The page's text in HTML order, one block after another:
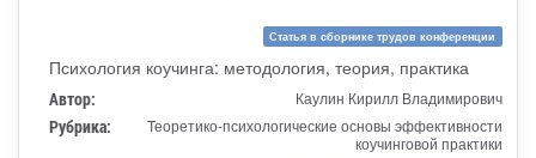
Статья в сборнике трудов конференции
Психология коучинга: методология, теория, практика
Автор: Каулин Кирилл Владимирович
Рубрика:
Теоретико-психологические основы эффективности
коучинговой практики